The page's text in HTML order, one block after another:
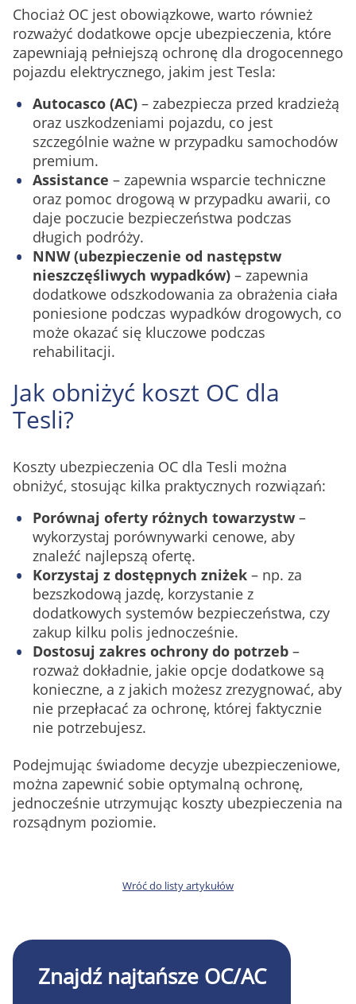
Chociaż OC jest obowiązkowe, warto również
rozważyć dodatkowe opcje ubezpieczenia, które
zapewniają pełniejszą ochronę dla drogocennego
pojazdu elektrycznego, jakim jest Tesla:
Autocasco (AC) – zabezpiecza przed kradzieżą
oraz uszkodzeniami pojazdu, co jest
szczególnie ważne w przypadku samochodów
premium.
Assistance – zapewnia wsparcie techniczne
oraz pomoc drogową w przypadku awarii, co
daje poczucie bezpieczeństwa podczas
długich podróży.
NNW (ubezpieczenie od następstw
nieszczęśliwych wypadków) – zapewnia
dodatkowe odszkodowania za obrażenia ciała
poniesione podczas wypadków drogowych, co
może okazać się kluczowe podczas
rehabilitacji.
Jak obniżyć koszt OC dla
Tesli?
Koszty ubezpieczenia OC dla Tesli można
obniżyć, stosując kilka praktycznych rozwiązań:
Porównaj oferty różnych towarzystw –
wykorzystaj porównywarki cenowe, aby
znaleźć najlepszą ofertę.
Korzystaj z dostępnych zniżek – np. za
bezszkodową jazdę, korzystanie z
dodatkowych systemów bezpieczeństwa, czy
zakup kilku polis jednocześnie.
Dostosuj zakres ochrony do potrzeb –
rozważ dokładnie, jakie opcje dodatkowe są
konieczne, a z jakich możesz zrezygnować, aby
nie przepłacać za ochronę, której faktycznie
nie potrzebujesz.
Podejmując świadome decyzje ubezpieczeniowe,
można zapewnić sobie optymalną ochronę,
jednocześnie utrzymując koszty ubezpieczenia na
rozsądnym poziomie.
Wróć do listy artykułów
Znajdź najtańsze OC/AC